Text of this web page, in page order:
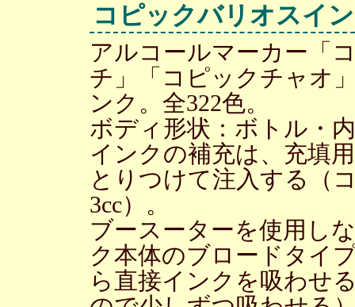
コピックバリオスイ
アルコールマーカー「
チ」「コピックチャオ
ンク。全322色。
ボディ形状：ボトル・
インクの補充は、充填
とりつけて注入する（
3cc）。
ブースーターを使用し
ク本体のブロードタイ
ら直接インクを吸わせ